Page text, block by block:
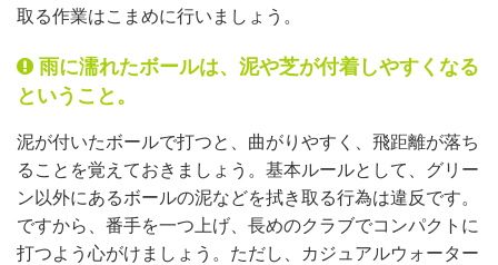
取る作業はこまめに行いましょう。
雨に濡れたボールは、泥や芝が付着しやすくなる
ということ。
泥が付いたボールで打つと、曲がりやすく、飛距離が落ち
ることを覚えておきましょう。基本ルールとして、グリー
ン以外にあるボールの泥などを拭き取る行為は違反です。
ですから、番手を一つ上げ、長めのクラブでコンパクトに
打つよう心がけましょう。ただし、カジュアルウォーター